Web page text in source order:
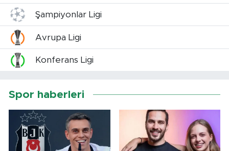
Şampiyonlar Ligi
Avrupa Ligi
Konferans Ligi
Spor haberleri